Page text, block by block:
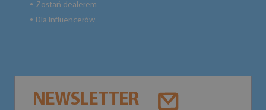
● Zostań dealerem
● Dla Influencerów
NEWSLETTER